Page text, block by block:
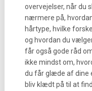
overvejelser, når du
nærmere på,
hårtype, hvilke
og hvordan du
får også gode råd
ikke mindst om,
du får glæde af dine
bliv klædt på til at